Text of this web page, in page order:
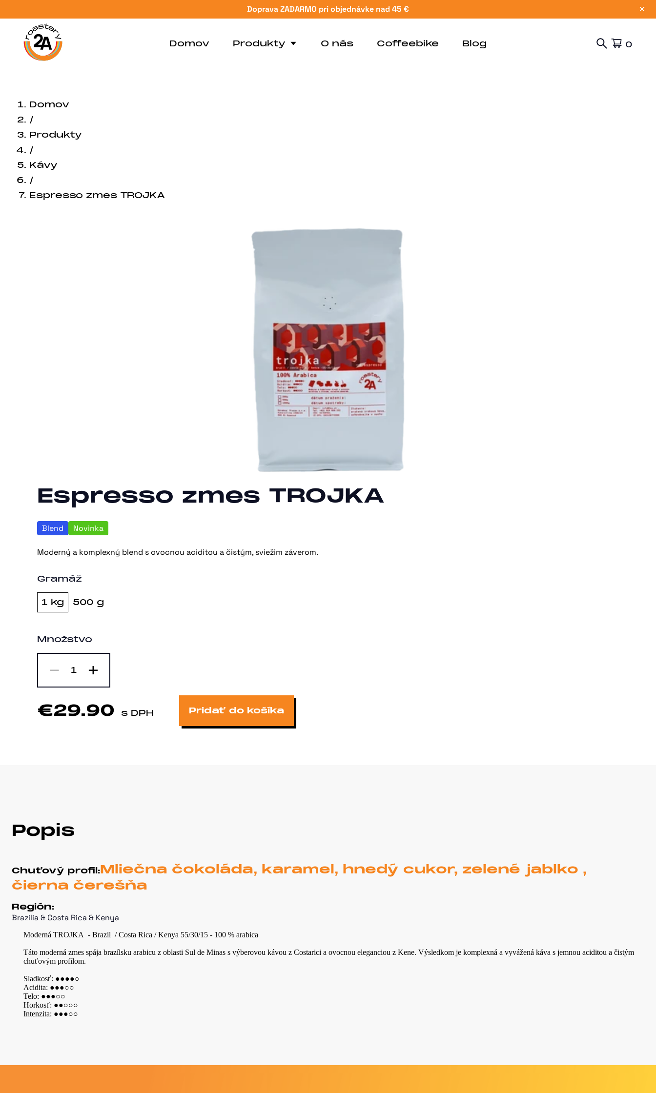
Doprava ZADARMO pri objednávke nad 45 € X
Domov Produkty O nás Coffeebike Blog 0
Domov
/
Produkty
/
Kávy
/
Espresso zmes TROJKA
Espresso zmes TROJKA
Blend Novinka
Moderný a komplexný blend s ovocnou aciditou a čistým, sviežim záverom.
Gramáž
1 kg 500 g
Množstvo
- 1 +
€29.90 s DPH Pridať do košíka
Popis
Chuťový profil:Mliečna čokoláda, karamel, hnedý cukor, zelené jablko ,
čierna čerešňa
Región:
Brazilia & Costa Rica & Kenya
Moderná TROJKA - Brazil / Costa Rica / Kenya 55/30/15 - 100 % arabica
Táto moderná zmes spája brazílsku arabicu z oblasti Sul de Minas s výberovou kávou z Costarici a ovocnou eleganciou z Kene. Výsledkom je komplexná a vyvážená káva s jemnou aciditou a čistým
chuťovým profilom.
Sladkosť: ●●●●○
Acidita: ●●●○○
Telo: ●●●○○
Horkosť: ●●○○○
Intenzita: ●●●○○